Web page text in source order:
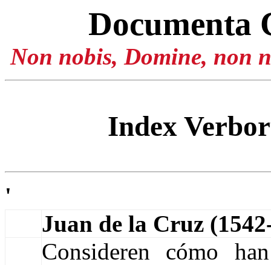
Documenta
Non nobis, Domine, non
Index
'
Juan de la Cruz
Consideren cómo